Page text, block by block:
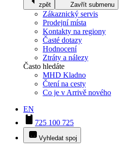
zpět Zavřít submenu
Zákaznický servis
Prodejní místa
Kontakty na regiony
Časté dotazy
Hodnocení
Ztráty a nálezy
Často hledáte
MHD Kladno
Čtení na cesty
Co je v Arrivě nového
EN
725 100 725
Vyhledat spoj